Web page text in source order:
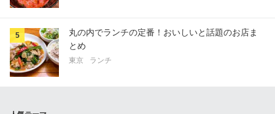
5
丸の内でランチの定番！おいしいと話題のお店ま
とめ
東京 ランチ